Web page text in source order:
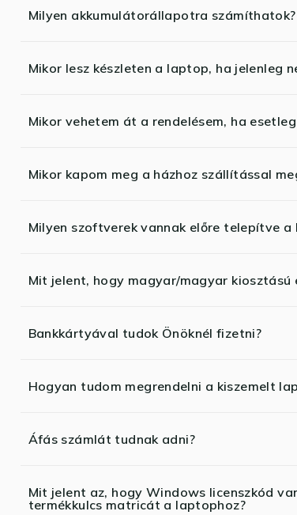
Milyen akkumulátorállapotra számíthatok?
Mikor lesz készleten a laptop, ha jelenleg
Mikor vehetem át a rendelésem, ha
Mikor kapom meg a házhoz szállítással
Milyen szoftverek vannak előre telepítve a
Mit jelent, hogy magyar/magyar
Bankkártyával tudok Önöknél fizetni?
Hogyan tudom megrendelni a kiszemelt
Áfás számlát tudnak adni?
Mit jelent az, hogy Windows licenszkód
termékkulcs matricát a laptophoz?